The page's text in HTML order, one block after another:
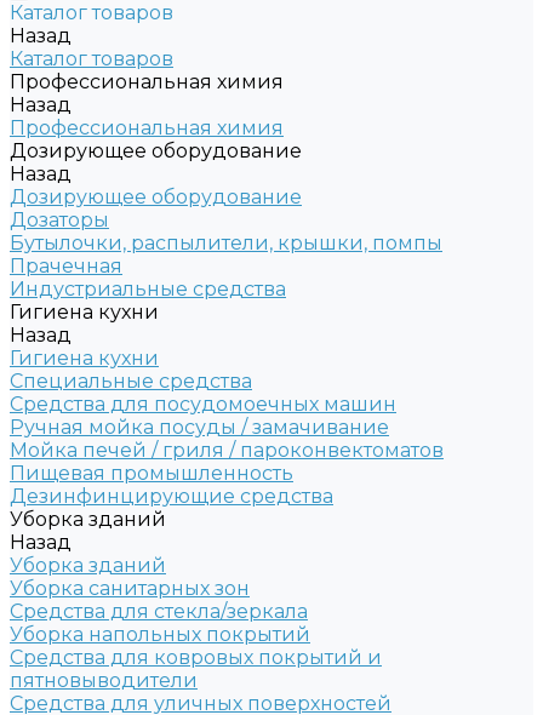
Каталог товаров
Назад
Каталог товаров
Профессиональная химия
Назад
Профессиональная химия
Дозирующее оборудование
Назад
Дозирующее оборудование
Дозаторы
Бутылочки, распылители, крышки, помпы
Прачечная
Индустриальные средства
Гигиена кухни
Назад
Гигиена кухни
Специальные средства
Средства для посудомоечных машин
Ручная мойка посуды / замачивание
Мойка печей / гриля / пароконвектоматов
Пищевая промышленность
Дезинфинцирующие средства
Уборка зданий
Назад
Уборка зданий
Уборка санитарных зон
Средства для стекла/зеркала
Уборка напольных покрытий
Средства для ковровых покрытий и
пятновыводители
Средства для уличных поверхностей